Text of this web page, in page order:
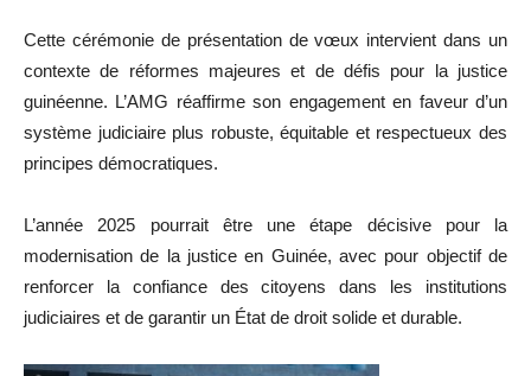
Cette cérémonie de présentation de vœux intervient dans un
contexte de réformes majeures et de défis pour la justice
guinéenne. L’AMG réaffirme son engagement en faveur d’un
système judiciaire plus robuste, équitable et respectueux des
principes démocratiques.
L’année 2025 pourrait être une étape décisive pour la
modernisation de la justice en Guinée, avec pour objectif de
renforcer la confiance des citoyens dans les institutions
judiciaires et de garantir un État de droit solide et durable.